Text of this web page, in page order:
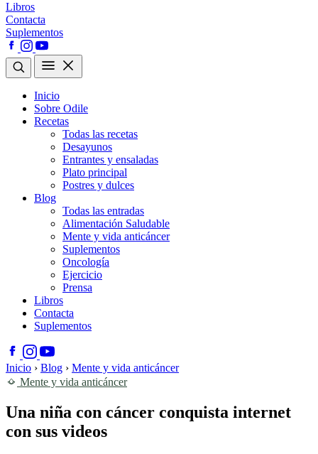
Libros
Contacta
Suplementos
Inicio
Sobre Odile
Recetas
Todas las recetas
Desayunos
Entrantes y ensaladas
Plato principal
Postres y dulces
Blog
Todas las entradas
Alimentación Saludable
Mente y vida anticáncer
Suplementos
Oncología
Ejercicio
Prensa
Libros
Contacta
Suplementos
Inicio › Blog › Mente y vida anticáncer
Mente y vida anticáncer
Una niña con cáncer conquista internet
con sus videos